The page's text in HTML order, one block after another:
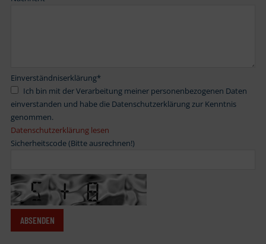
Einverständniserklärung*
einverstanden und habe die Datenschutzerklärung zur Kenntnis
genommen.
Datenschutzerklärung lesen
Sicherheitscode (Bitte ausrechnen!)